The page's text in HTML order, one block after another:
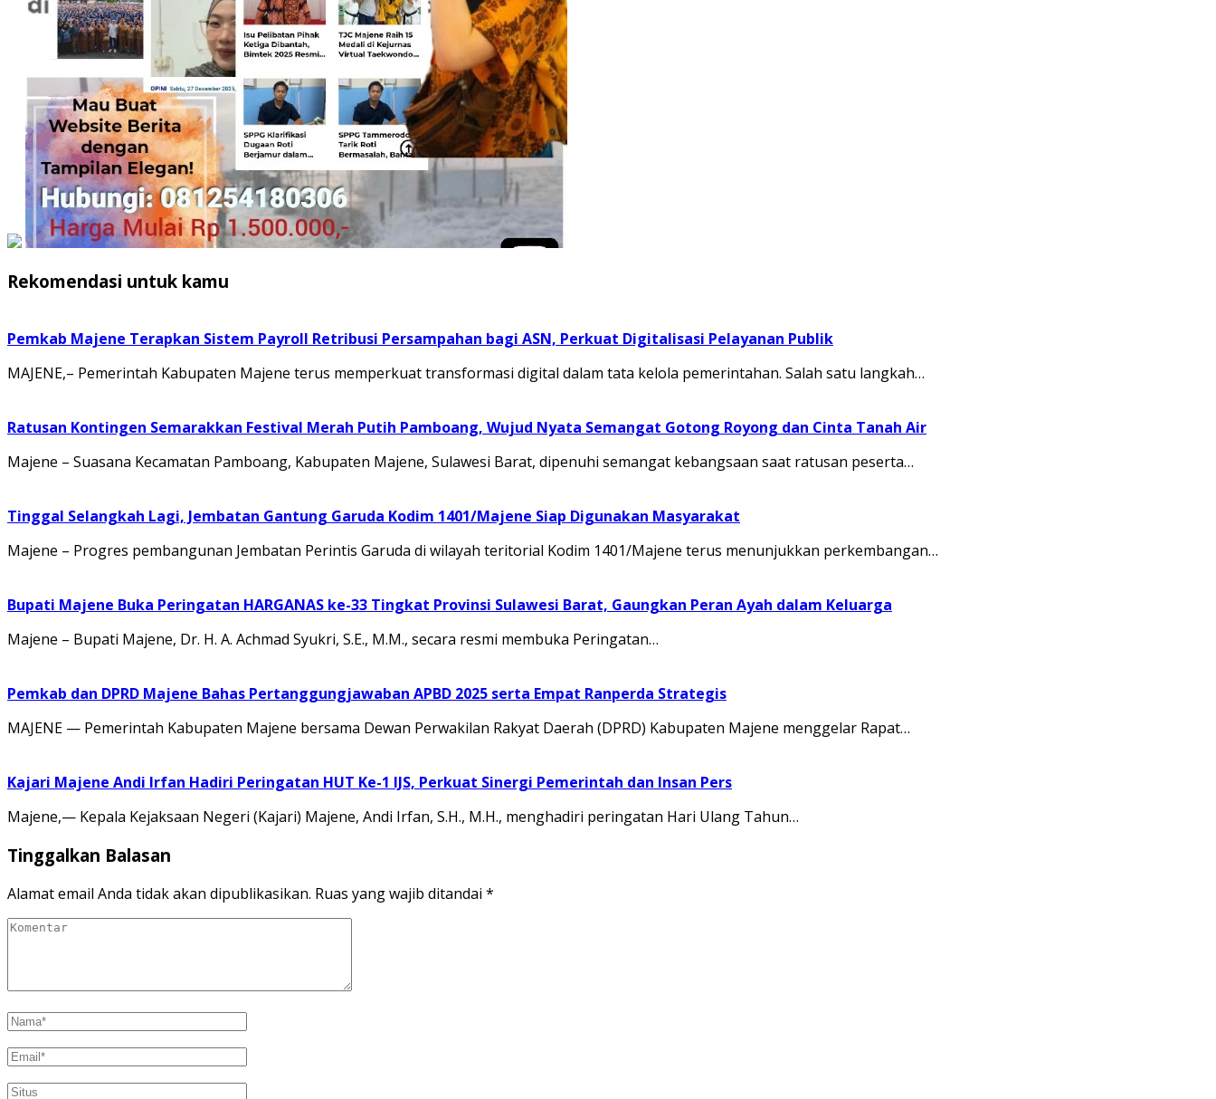
Rekomendasi untuk kamu
Pemkab Majene Terapkan Sistem Payroll Retribusi Persampahan bagi ASN, Perkuat Digitalisasi Pelayanan Publik
MAJENE,– Pemerintah Kabupaten Majene terus memperkuat transformasi digital dalam tata kelola pemerintahan. Salah satu langkah…
Ratusan Kontingen Semarakkan Festival Merah Putih Pamboang, Wujud Nyata Semangat Gotong Royong dan Cinta Tanah Air
Majene – Suasana Kecamatan Pamboang, Kabupaten Majene, Sulawesi Barat, dipenuhi semangat kebangsaan saat ratusan peserta…
Tinggal Selangkah Lagi, Jembatan Gantung Garuda Kodim 1401/Majene Siap Digunakan Masyarakat
Majene – Progres pembangunan Jembatan Perintis Garuda di wilayah teritorial Kodim 1401/Majene terus menunjukkan perkembangan…
Bupati Majene Buka Peringatan HARGANAS ke-33 Tingkat Provinsi Sulawesi Barat, Gaungkan Peran Ayah dalam Keluarga
Majene – Bupati Majene, Dr. H. A. Achmad Syukri, S.E., M.M., secara resmi membuka Peringatan…
Pemkab dan DPRD Majene Bahas Pertanggungjawaban APBD 2025 serta Empat Ranperda Strategis
MAJENE — Pemerintah Kabupaten Majene bersama Dewan Perwakilan Rakyat Daerah (DPRD) Kabupaten Majene menggelar Rapat…
Kajari Majene Andi Irfan Hadiri Peringatan HUT Ke-1 IJS, Perkuat Sinergi Pemerintah dan Insan Pers
Majene,— Kepala Kejaksaan Negeri (Kajari) Majene, Andi Irfan, S.H., M.H., menghadiri peringatan Hari Ulang Tahun…
Tinggalkan Balasan
Alamat email Anda tidak akan dipublikasikan. Ruas yang wajib ditandai *